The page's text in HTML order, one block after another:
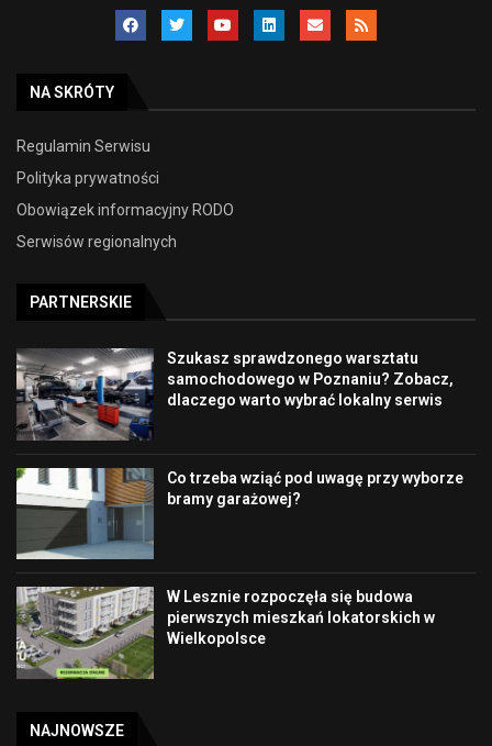
NA SKRÓTY
Regulamin Serwisu
Polityka prywatności
Obowiązek informacyjny RODO
Serwisów regionalnych
PARTNERSKIE
Szukasz sprawdzonego warsztatu
samochodowego w Poznaniu? Zobacz,
dlaczego warto wybrać lokalny serwis
Co trzeba wziąć pod uwagę przy wyborze
bramy garażowej?
W Lesznie rozpoczęła się budowa
pierwszych mieszkań lokatorskich w
Wielkopolsce
NAJNOWSZE